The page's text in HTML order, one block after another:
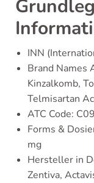
INN
Brand Names
Kinzalkomb,
Telmisartan
ATC Code:
Forms &
mg
Hersteller in
Zentiva,